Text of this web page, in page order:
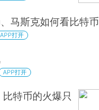
马斯克如何看比特币
APP打开
APP打开
比特币的火爆只